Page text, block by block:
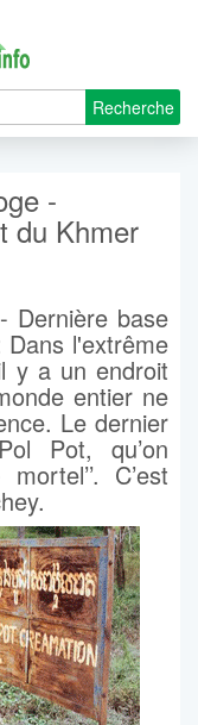
Recherche
-
du Khmer
Dernière base
l'extrême
y a un endroit
entier ne
Le dernier
Pot, qu’on
C’est